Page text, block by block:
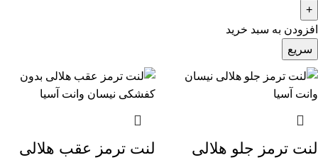
افزودن به سبد خرید
سریع
لنت ترمز جلو هلالی
لنت ترمز عقب هلالی